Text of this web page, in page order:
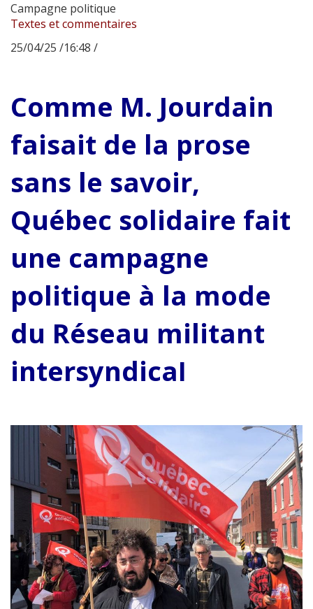
Campagne politique
Textes et commentaires
25/04/25 /16:48 /
Comme M. Jourdain
faisait de la prose
sans le savoir,
Québec solidaire fait
une campagne
politique à la mode
du Réseau militant
intersyndical